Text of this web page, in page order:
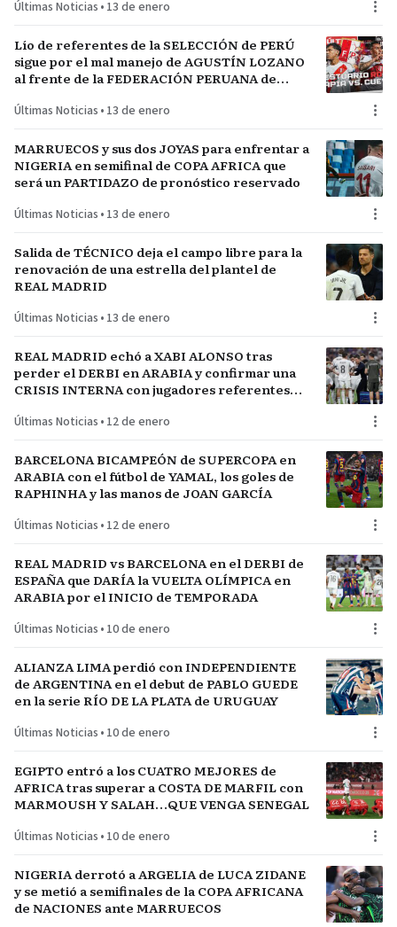
Últimas Noticias • 13 de enero
Lío de referentes de la SELECCIÓN de PERÚ
sigue por el mal manejo de AGUSTÍN LOZANO
al frente de la FEDERACIÓN PERUANA de
Últimas Noticias • 13 de enero
MARRUECOS y sus dos JOYAS para enfrentar a
NIGERIA en semifinal de COPA AFRICA que
será un PARTIDAZO de pronóstico reservado
Últimas Noticias • 13 de enero
Salida de TÉCNICO deja el campo libre para la
renovación de una estrella del plantel de
REAL MADRID
Últimas Noticias • 13 de enero
REAL MADRID echó a XABI ALONSO tras
perder el DERBI en ARABIA y confirmar una
CRISIS INTERNA con jugadores referentes
Últimas Noticias • 12 de enero
BARCELONA BICAMPEÓN de SUPERCOPA en
ARABIA con el fútbol de YAMAL, los goles de
RAPHINHA y las manos de JOAN GARCÍA
Últimas Noticias • 12 de enero
REAL MADRID vs BARCELONA en el DERBI de
ESPAÑA que DARÍA la VUELTA OLÍMPICA en
ARABIA por el INICIO de TEMPORADA
Últimas Noticias • 10 de enero
ALIANZA LIMA perdió con INDEPENDIENTE
de ARGENTINA en el debut de PABLO GUEDE
en la serie RÍO DE LA PLATA de URUGUAY
Últimas Noticias • 10 de enero
EGIPTO entró a los CUATRO MEJORES de
AFRICA tras superar a COSTA DE MARFIL con
MARMOUSH Y SALAH…QUE VENGA SENEGAL
Últimas Noticias • 10 de enero
NIGERIA derrotó a ARGELIA de LUCA ZIDANE
y se metió a semifinales de la COPA AFRICANA
de NACIONES ante MARRUECOS